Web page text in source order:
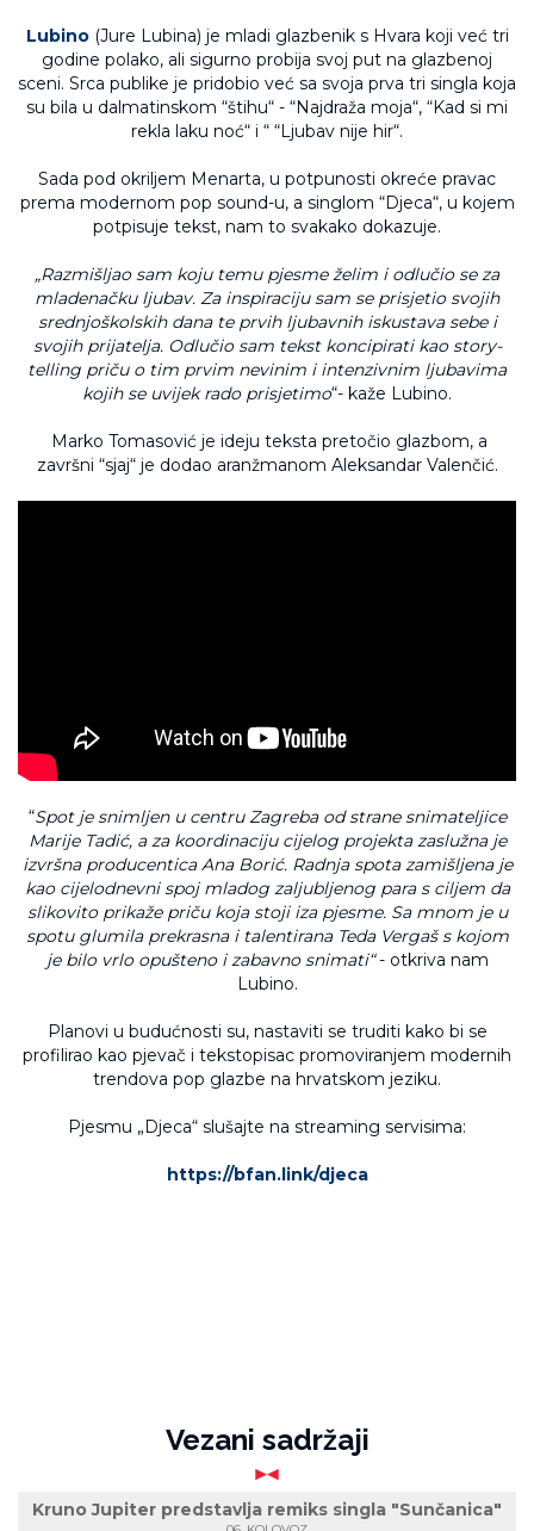
Lubino(Jure Lubina) je mladi glazbenik s Hvara koji već tri
godine polako, ali sigurno probija svoj put na glazbenoj
sceni. Srca publike je pridobio već sa svoja prva tri singla koja
su bila u dalmatinskom “štihu“ - “Najdraža moja“, “Kad si mi
rekla laku noć“ i “ “Ljubav nije hir“.
Sada pod okriljem Menarta, u potpunosti okreće pravac
prema modernom pop sound-u, a singlom “Djeca“, u kojem
potpisuje tekst, nam to svakako dokazuje.
„Razmišljao sam koju temu pjesme želim i odlučio se za
mladenačku ljubav. Za inspiraciju sam se prisjetio svojih
srednjoškolskih dana te prvih ljubavnih iskustava sebe i
svojih prijatelja. Odlučio sam tekst koncipirati kao story-
telling priču o tim prvim nevinim i intenzivnim ljubavima
kojih se uvijek rado prisjetimo“- kaže Lubino.
Marko Tomasović je ideju teksta pretočio glazbom, a
završni “sjaj“ je dodao aranžmanom Aleksandar Valenčić.
“Spot je snimljen u centru Zagreba od strane snimateljice
Marije Tadić, a za koordinaciju cijelog projekta zaslužna je
izvršna producentica Ana Borić. Radnja spota zamišljena je
kao cijelodnevni spoj mladog zaljubljenog para s ciljem da
slikovito prikaže priču koja stoji iza pjesme. Sa mnom je u
spotu glumila prekrasna i talentirana Teda Vergaš s kojom
je bilo vrlo opušteno i zabavno snimati“- otkriva nam
Lubino.
Planovi u budućnosti su, nastaviti se truditi kako bi se
profilirao kao pjevač i tekstopisac promoviranjem modernih
trendova pop glazbe na hrvatskom jeziku.
Pjesmu „Djeca“ slušajte na streaming servisima:
https://bfan.link/djeca
Vezani sadržaji
Kruno Jupiter predstavlja remiks singla "Sunčanica"